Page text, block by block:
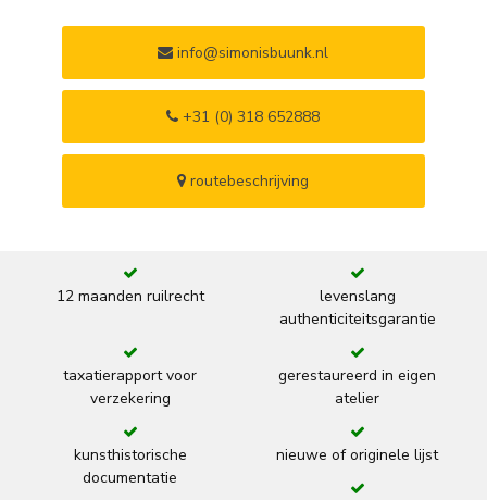
info@simonisbuunk.nl
+31 (0) 318 652888
routebeschrijving
12 maanden ruilrecht
levenslang
authenticiteitsgarantie
taxatierapport voor
verzekering
gerestaureerd in eigen
atelier
kunsthistorische
documentatie
nieuwe of originele lijst